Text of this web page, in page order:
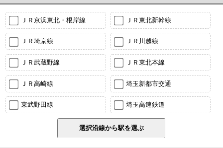
ＪＲ京浜東北・根岸線 ＪＲ東北新幹線
ＪＲ埼京線 ＪＲ川越線
ＪＲ武蔵野線 ＪＲ東北本線
ＪＲ高崎線 埼玉新都市交通
東武野田線 埼玉高速鉄道